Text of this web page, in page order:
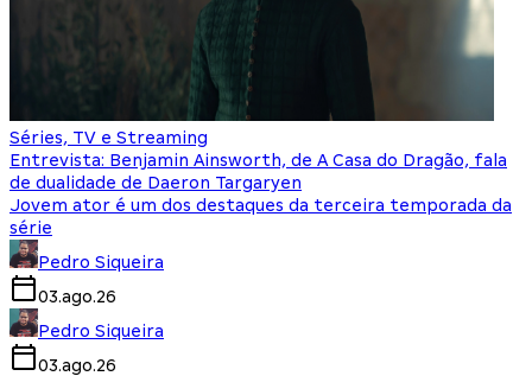
Séries, TV e Streaming
Entrevista: Benjamin Ainsworth, de A Casa do Dragão, fala
de dualidade de Daeron Targaryen
Jovem ator é um dos destaques da terceira temporada da
série
Pedro Siqueira
03.ago.26
Pedro Siqueira
03.ago.26